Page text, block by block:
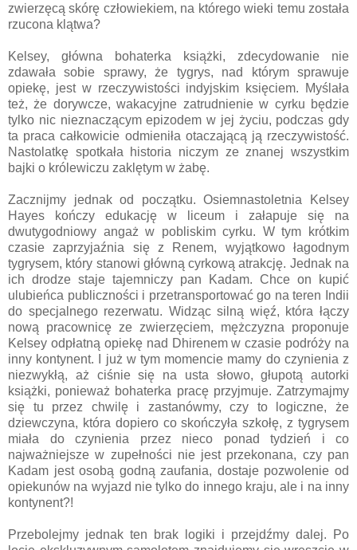
zwierzęcą skórę człowiekiem, na którego wieki temu została
rzucona klątwa?
Kelsey, główna bohaterka książki, zdecydowanie nie
zdawała sobie sprawy, że tygrys, nad którym sprawuje
opiekę, jest w rzeczywistości indyjskim księciem. Myślała
też, że dorywcze, wakacyjne zatrudnienie w cyrku będzie
tylko nic nieznaczącym epizodem w jej życiu, podczas gdy
ta praca całkowicie odmieniła otaczającą ją rzeczywistość.
Nastolatkę spotkała historia niczym ze znanej wszystkim
bajki o królewiczu zaklętym w żabę.
Zacznijmy jednak od początku. Osiemnastoletnia Kelsey
Hayes kończy edukację w liceum i załapuje się na
dwutygodniowy angaż w pobliskim cyrku. W tym krótkim
czasie zaprzyjaźnia się z Renem, wyjątkowo łagodnym
tygrysem, który stanowi główną cyrkową atrakcję. Jednak na
ich drodze staje tajemniczy pan Kadam. Chce on kupić
ulubieńca publiczności i przetransportować go na teren Indii
do specjalnego rezerwatu. Widząc silną więź, która łączy
nową pracownicę ze zwierzęciem, mężczyzna proponuje
Kelsey odpłatną opiekę nad Dhirenem w czasie podróży na
inny kontynent. I już w tym momencie mamy do czynienia z
niezwykłą, aż ciśnie się na usta słowo, głupotą autorki
książki, ponieważ bohaterka pracę przyjmuje. Zatrzymajmy
się tu przez chwilę i zastanówmy, czy to logiczne, że
dziewczyna, która dopiero co skończyła szkołę, z tygrysem
miała do czynienia przez nieco ponad tydzień i co
najważniejsze w zupełności nie jest przekonana, czy pan
Kadam jest osobą godną zaufania, dostaje pozwolenie od
opiekunów na wyjazd nie tylko do innego kraju, ale i na inny
kontynent?!
Przebolejmy jednak ten brak logiki i przejdźmy dalej. Po